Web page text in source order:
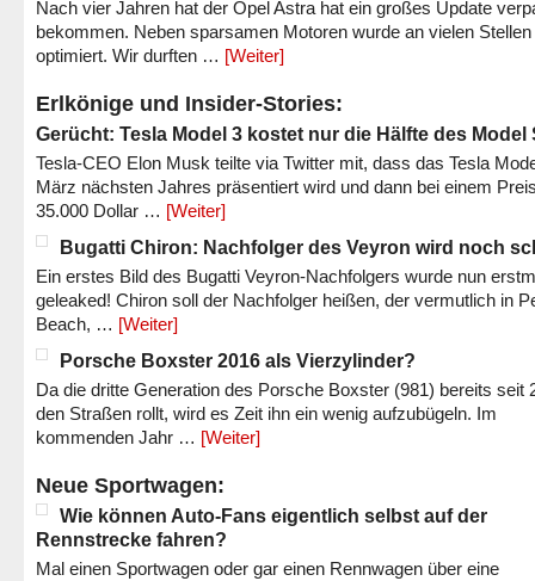
Nach vier Jahren hat der Opel Astra hat ein großes Update
bekommen. Neben sparsamen Motoren wurde an vielen Stellen
optimiert. Wir durften … [Weiter]
Erlkönige und Insider-Stories:
Gerücht: Tesla Model 3 kostet nur die Hälfte des Model
Tesla-CEO Elon Musk teilte via Twitter mit, dass das Tesla
März nächsten Jahres präsentiert wird und dann bei einem
35.000 Dollar … [Weiter]
Bugatti Chiron: Nachfolger des Veyron wird noch
Ein erstes Bild des Bugatti Veyron-Nachfolgers wurde nun
geleaked! Chiron soll der Nachfolger heißen, der vermutlich in
Beach, … [Weiter]
Porsche Boxster 2016 als Vierzylinder?
Da die dritte Generation des Porsche Boxster (981) bereits seit
den Straßen rollt, wird es Zeit ihn ein wenig aufzubügeln. Im
kommenden Jahr … [Weiter]
Neue Sportwagen:
Wie können Auto-Fans eigentlich selbst auf der
Rennstrecke fahren?
Mal einen Sportwagen oder gar einen Rennwagen über eine